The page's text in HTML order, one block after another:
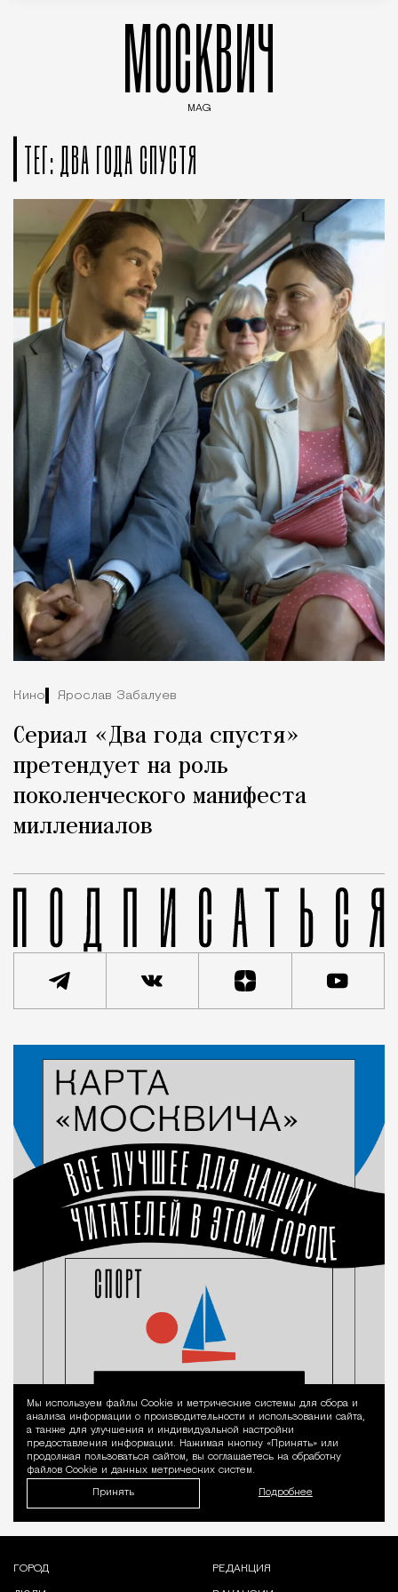
МОСКВИЧ
MAG
ТЕГ: ДВА ГОДА СПУСТЯ
Кино Ярослав Забалуев
Сериал «Два года спустя»
претендует на роль
поколенческого манифеста
миллениалов
Уведомление
Мы используем файлы Сookie и метрические системы для сбора и
анализа информации о производительности и использовании сайта,
а также для улучшения и индивидуальной настройки
предоставления информации. Нажимая кнопку «Принять» или
продолжая пользоваться сайтом, вы соглашаетесь на обработку
файлов Cookie и данных метрических систем.
Принять Подробнее
ГОРОД РЕДАКЦИЯ